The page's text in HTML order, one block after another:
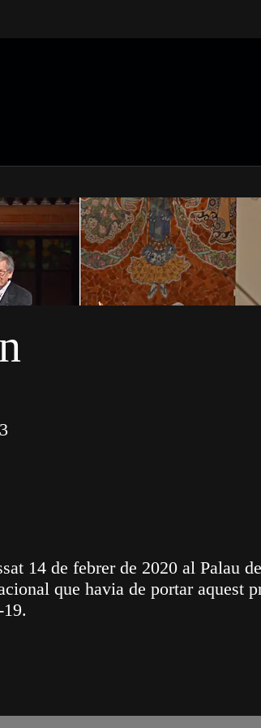
14 de febrer de 2020 al Palau
que havia de portar aquest